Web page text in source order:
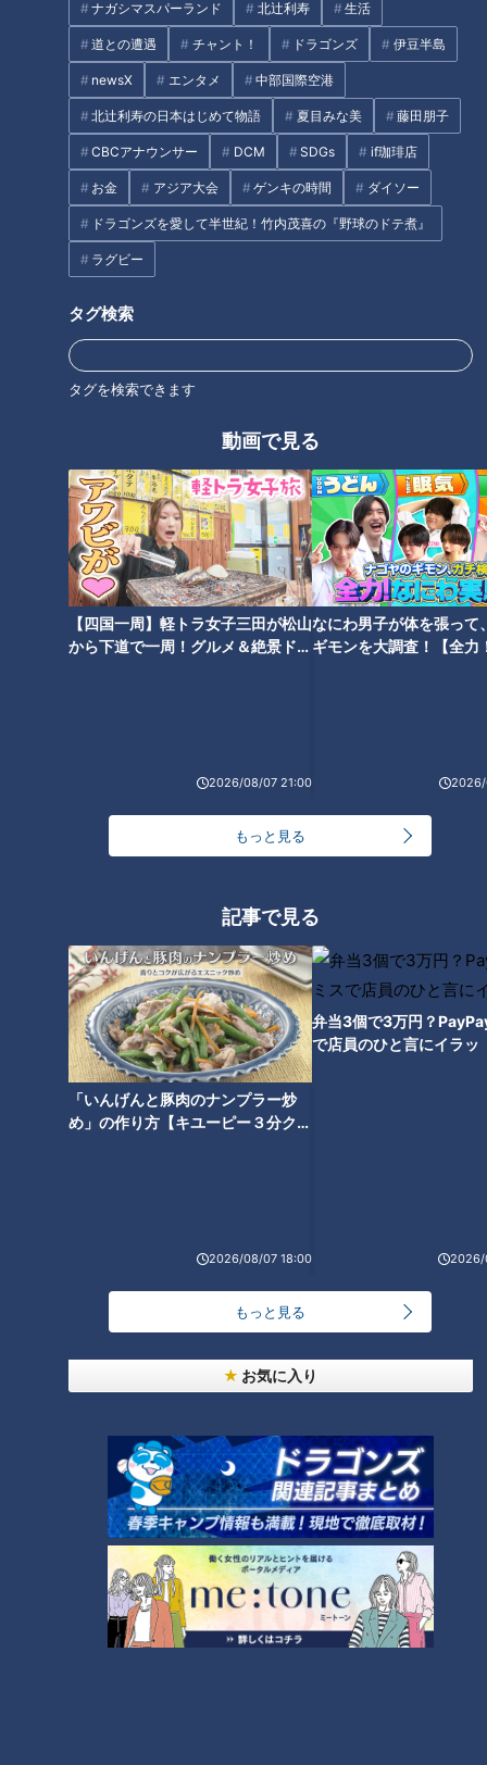
ナガシマスパーランド 北辻利寿 生活
道との遭遇 チャント！ ドラゴンズ 伊豆半島
newsX エンタメ 中部国際空港
北辻利寿の日本はじめて物語 夏目みな美 藤田朋子
CBCアナウンサー DCM SDGs if珈琲店
お金 アジア大会 ゲンキの時間 ダイソー
ドラゴンズを愛して半世紀！竹内茂喜の『野球のドテ煮』
ラグビー
タグ検索
タグを検索できます
動画で見る
【四国一周】軽トラ女子三田が松山
から下道で一周！グルメ＆絶景ドラ
2026/08/07 21:00
なにわ男子が体を張って
ギモンを大調査！【全力
2026/
もっと見る
記事で見る
「いんげんと豚肉のナンプラー炒
め」の作り方【キユーピー３分クッ
2026/08/07 18:00
弁当3個で3万円？
で店員のひと言にイラッ
2026/
もっと見る
お気に入り
CBCテレビ『ちょい足し』
裸の大将を彷彿とさせる装いで、美しい風景を見つけてはス
ケッチブックを取り出し、全く関係ないネコやウサギのイラス
トを描くというネタを丹念に挟みながら進んでいくと、「お
っ、食べ物屋さんあるじゃないですか！『1キロ先・デコ―』
行きましょうよ、デコ―！」
DECO』。28年前にオープンし、オススメはカレー。オーナー
その店自慢の逸品がコルマカレー（1300円）。インド・パ
ギの濃厚な甘みと香りあるスパイスの組み合わせに、和田さん
という間に完食。
そこで、ふと和田さんがある事に気が付きました。「どうし
て店の中に写真がいっぱいあるんですか？」すると、「このお
店の中にある写真は全部僕が撮った写真」と石原さん。「マド
ンナは、彼女がデビューする3か月前の写真です。あの時は無
名だったから、こんなに有名になるとは思わなかったね」